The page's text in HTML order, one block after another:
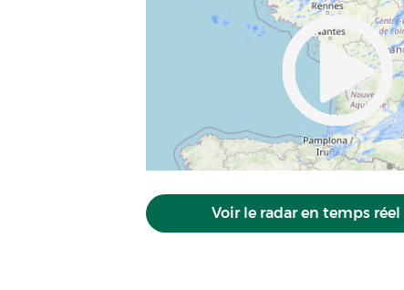
Voir le radar en temps réel